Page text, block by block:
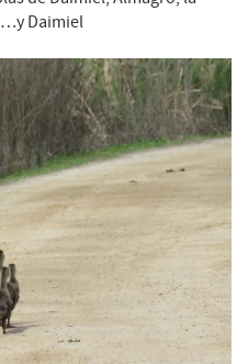
Daimiel